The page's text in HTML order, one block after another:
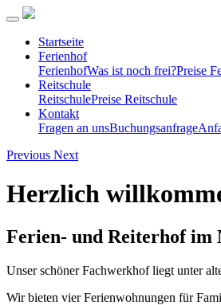
Startseite
Ferienhof
FerienhofWas ist noch frei?Preise
Reitschule
ReitschulePreise Reitschule
Kontakt
Fragen an unsBuchungsanfrage
Previous Next
Herzlich
Ferien- und Reiterhof im
Unser schöner Fachwerkhof liegt unter
Wir bieten vier Ferienwohnungen für